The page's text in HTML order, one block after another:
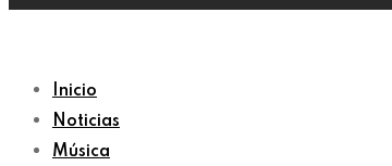
Inicio
Noticias
Música